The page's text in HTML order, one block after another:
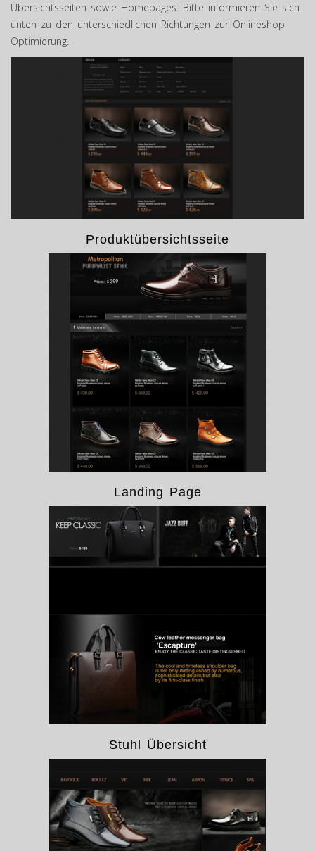
Übersichtsseiten sowie Homepages. Bitte informieren Sie sich
unten zu den unterschiedlichen Richtungen zur Onlineshop
Optimierung.
Produktübersichtsseite
Landing Page
Stuhl Übersicht